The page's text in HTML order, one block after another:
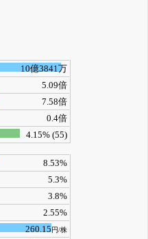
10億3841万
5.09倍
7.58倍
0.4倍
4.15% (55)
8.53%
5.3%
3.8%
2.55%
260.15円/株